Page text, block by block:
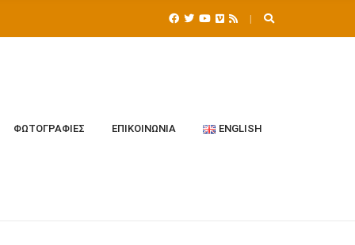
ΦΩΤΟΓΡΑΦΊΕΣ ΕΠΙΚΟΙΝΩΝΊΑ ENGLISH